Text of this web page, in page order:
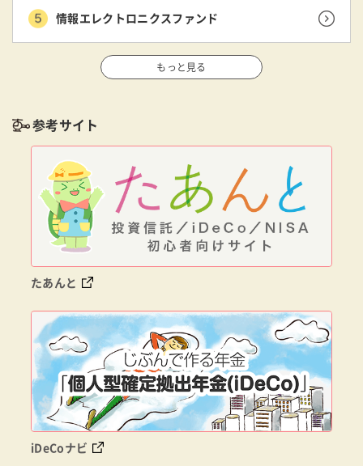
情報エレクトロニクスファンド
もっと見る
参考サイト
たあんと
iDeCoナビ